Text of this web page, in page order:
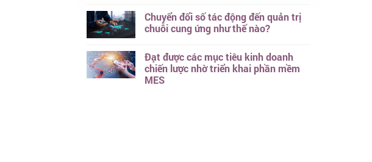
Chuyển đổi số tác động đến quản trị
chuỗi cung ứng như thế nào?
Đạt được các mục tiêu kinh doanh
chiến lược nhờ triển khai phần mềm
MES